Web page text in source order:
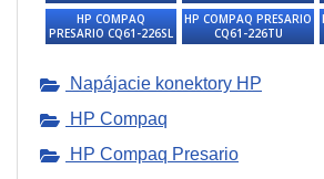
Presario CQ61Z-300
HP COMPAQ
PRESARIO CQ61-226SL
HP COMPAQ PRESARIO
CQ61-226TU
Napájacie konektory HP
HP Compaq
HP Compaq Presario